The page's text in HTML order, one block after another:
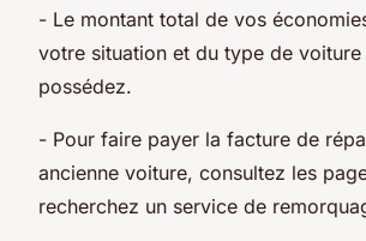
- Le montant total de vos
votre situation et du type de
possédez.
- Pour faire payer la facture de
ancienne voiture, consultez les
recherchez un service de